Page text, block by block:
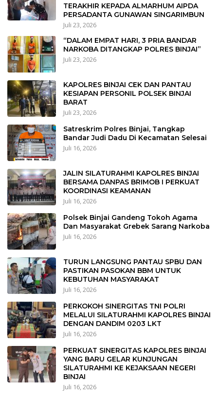
TERAKHIR KEPADA ALMARHUM AIPDA
PERSADANTA GUNAWAN SINGARIMBUN
Juli 23, 2026
“DALAM EMPAT HARI, 3 PRIA BANDAR
NARKOBA DITANGKAP POLRES BINJAI”
Juli 23, 2026
KAPOLRES BINJAI CEK DAN PANTAU
KESIAPAN PERSONIL POLSEK BINJAI
BARAT
Juli 23, 2026
Satreskrim Polres Binjai, Tangkap
Bandar Judi Dadu Di Kecamatan Selesai
Juli 16, 2026
JALIN SILATURAHMI KAPOLRES BINJAI
BERSAMA DANPAS BRIMOB I PERKUAT
KOORDINASI KEAMANAN
Juli 16, 2026
Polsek Binjai Gandeng Tokoh Agama
Dan Masyarakat Grebek Sarang Narkoba
Juli 16, 2026
TURUN LANGSUNG PANTAU SPBU DAN
PASTIKAN PASOKAN BBM UNTUK
KEBUTUHAN MASYARAKAT
Juli 16, 2026
PERKOKOH SINERGITAS TNI POLRI
MELALUI SILATURAHMI KAPOLRES BINJAI
DENGAN DANDIM 0203 LKT
Juli 16, 2026
PERKUAT SINERGITAS KAPOLRES BINJAI
YANG BARU GELAR KUNJUNGAN
SILATURAHMI KE KEJAKSAAN NEGERI
BINJAI
Juli 16, 2026